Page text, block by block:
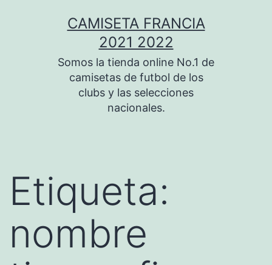
CAMISETA FRANCIA
2021 2022
Somos la tienda online No.1 de
camisetas de futbol de los
clubs y las selecciones
nacionales.
Etiqueta:
nombre